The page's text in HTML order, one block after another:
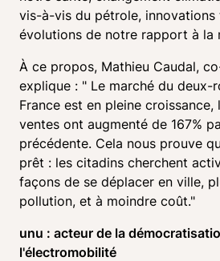
vis-à-vis du pétrole, innovations
évolutions de notre rapport à la
À ce propos, Mathieu Caudal,
explique : " Le marché du deux-
France est en pleine
ventes ont augmenté de 167%
précédente. Cela nous prouve
prêt : les citadins cherchent
façons de se déplacer en ville,
pollution, et à moindre coût."
unu : acteur de la
l'électromobilité